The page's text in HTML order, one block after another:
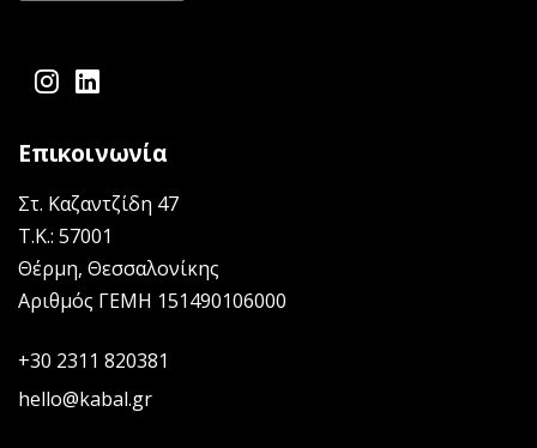
facebook-f
instagram
linkedin
Επικοινωνία
Στ. Καζαντζίδη 47
Τ.Κ.: 57001
Θέρμη, Θεσσαλονίκης
Αριθμός ΓΕΜΗ 151490106000
+30 2311 820381
hello@kabal.gr